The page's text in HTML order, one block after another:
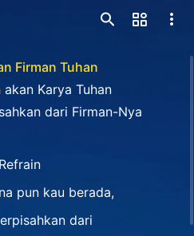
Firman Tuhan
akan Karya Tuhan
dari Firman-Nya
Refrain
pun kau berada,
dari